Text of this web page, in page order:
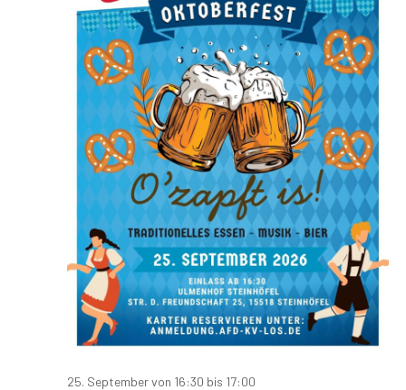
25. September von 16:30 bis 17:00